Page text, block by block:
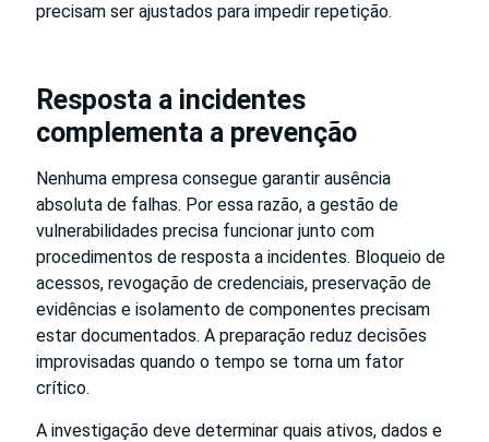
precisam ser ajustados para impedir repetição.
Resposta a incidentes
complementa a prevenção
Nenhuma empresa consegue garantir ausência
absoluta de falhas. Por essa razão, a gestão de
vulnerabilidades precisa funcionar junto com
procedimentos de resposta a incidentes. Bloqueio de
acessos, revogação de credenciais, preservação de
evidências e isolamento de componentes precisam
estar documentados. A preparação reduz decisões
improvisadas quando o tempo se torna um fator
crítico.
A investigação deve determinar quais ativos, dados e